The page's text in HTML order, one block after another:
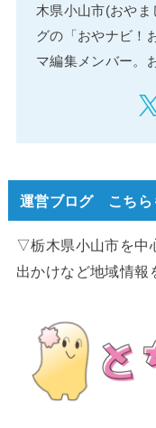
木県小山市(おやま
グの「おやナビ！
マ編集メンバー。
運営ブログ こちら
▽栃木県小山市を中
出かけなど地域情報